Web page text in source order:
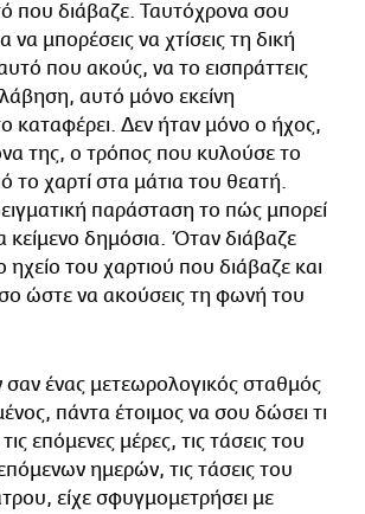
που διάβαζε. Ταυτόχρονα σου
μπορέσεις να χτίσεις τη δική
που ακούς, να το εισπράττεις
αυτό μόνο εκείνη
καταφέρει. Δεν ήταν μόνο ο ήχος,
της, ο τρόπος που κυλούσε το
το χαρτί στα μάτια του θεατή.
παράσταση το πώς μπορεί
κείμενο δημόσια. Όταν διάβαζε
ηχείο του χαρτιού που διάβαζε και
ώστε να ακούσεις τη φωνή του
ένας μετεωρολογικός σταθμός
πάντα έτοιμος να σου δώσει τι
επόμενες μέρες, τις τάσεις του
ημερών, τις τάσεις του
είχε σφυγμομετρήσει με